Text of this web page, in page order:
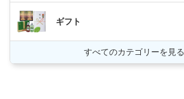
ギフト
すべてのカテゴリーを見る